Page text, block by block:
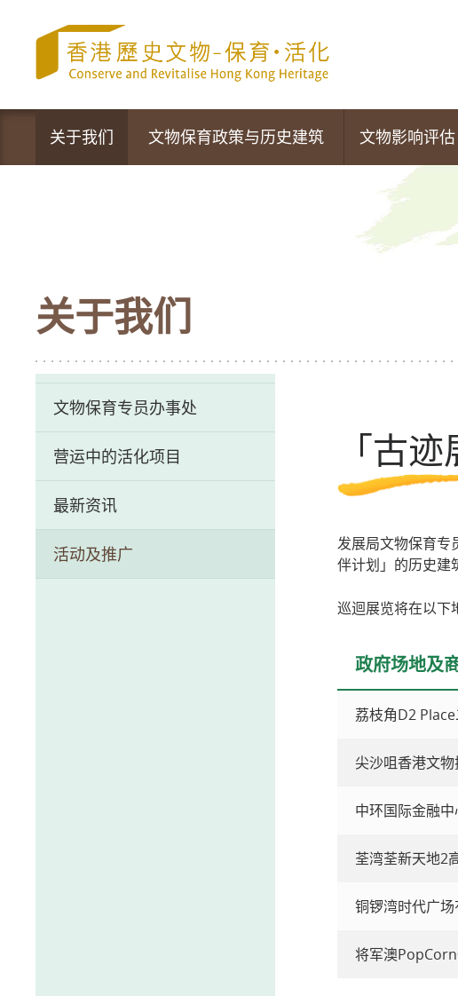
关于我们
活动及推广
文物保育政策与历史建筑
暂定古迹
1,444幢历史建筑物及新项目的评估报告
历史文物资讯系统
前马头角牲畜检疫站（牛棚）
文物影响评估
关于我们
文物保育专员办事处
营运中的活化项目
最新资讯
活动及推广
「古
发展局文物保育专
伴计划」的历史建
巡迴展览将在以下
政府场地及
荔枝角D2
尖沙咀香港文
中环国际金融
荃湾荃新天地2
铜锣湾时代广
将军澳